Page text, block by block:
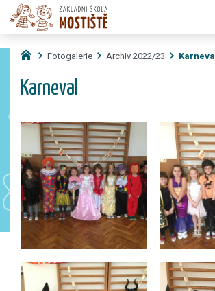
Fotogalerie Archiv 2022/23 Karneval
Karneval